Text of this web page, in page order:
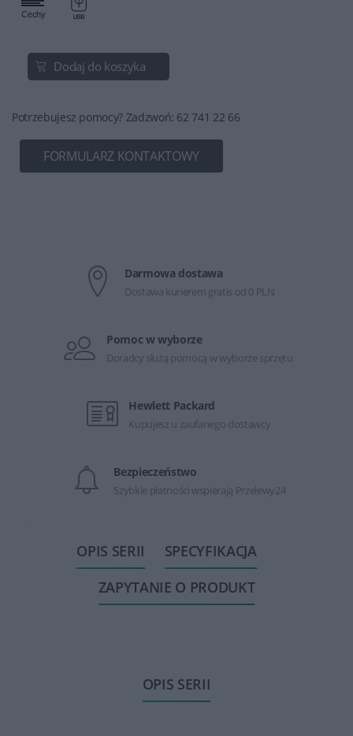
Dodaj do koszyka
Potrzebujesz pomocy? Zadzwoń: 62 741 22 66
FORMULARZ KONTAKTOWY
Darmowa dostawa
Dostawa kurierem gratis od 0 PLN
Pomoc w wyborze
Doradcy służą pomocą w wyborze sprzętu
Hewlett Packard
Kupujesz u zaufanego dostawcy
Bezpieczeństwo
Szybkie płatności wspierają Przelewy24
OPIS SERII
SPECYFIKACJA
ZAPYTANIE O PRODUKT
OPIS SERII